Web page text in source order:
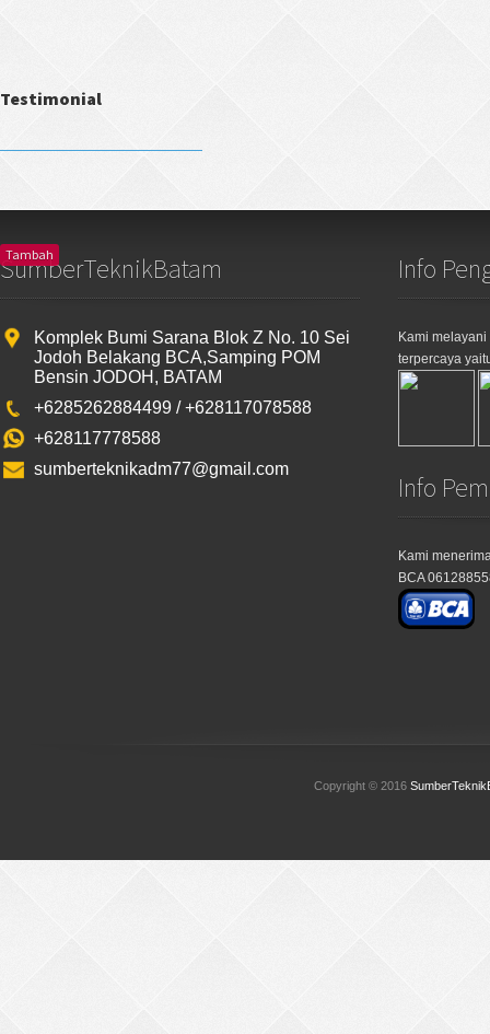
Testimonial
Tambah
SumberTeknikBatam
Komplek Bumi Sarana Blok Z No. 10 Sei
Jodoh Belakang BCA,Samping POM
Bensin JODOH, BATAM
+6285262884499 / +628117078588
+628117778588
sumberteknikadm77@gmail.com
Info
Kami
terpercaya
Info
Kami
BCA
Copyright © 2016